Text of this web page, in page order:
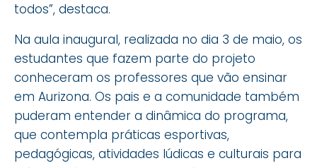
todos”, destaca.
Na aula inaugural, realizada no dia 3 de maio, os
estudantes que fazem parte do projeto
conheceram os professores que vão ensinar
em Aurizona. Os pais e a comunidade também
puderam entender a dinâmica do programa,
que contempla práticas esportivas,
pedagógicas, atividades lúdicas e culturais para